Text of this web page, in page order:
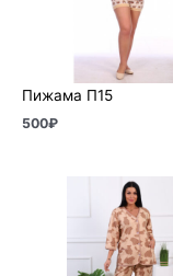
Пижама П15
500₽